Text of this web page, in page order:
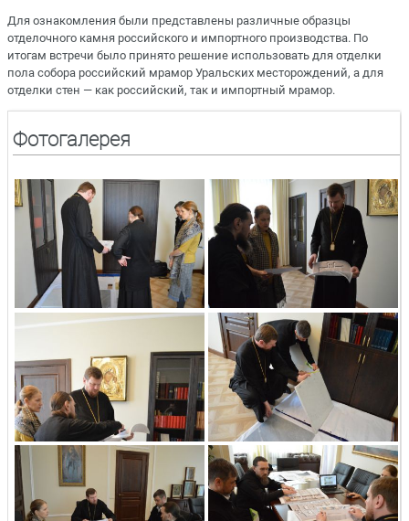
Для ознакомления были представлены различные образцы
отделочного камня российского и импортного производства. По
итогам встречи было принято решение использовать для отделки
пола собора российский мрамор Уральских месторождений, а для
отделки стен — как российский, так и импортный мрамор.
Фотогалерея